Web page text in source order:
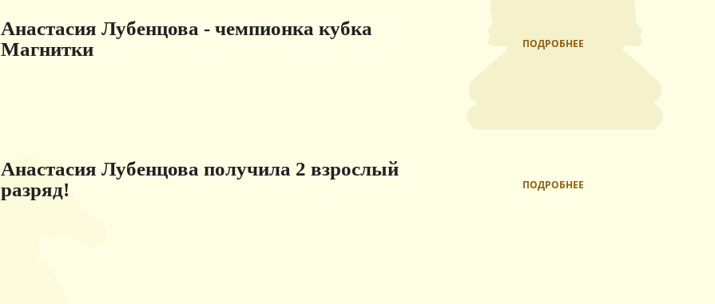
Анастасия Лубенцова - чемпионка кубка
Магнитки
ПОДРОБНЕЕ
Анастасия Лубенцова получила 2 взрослый
разряд!
ПОДРОБНЕЕ